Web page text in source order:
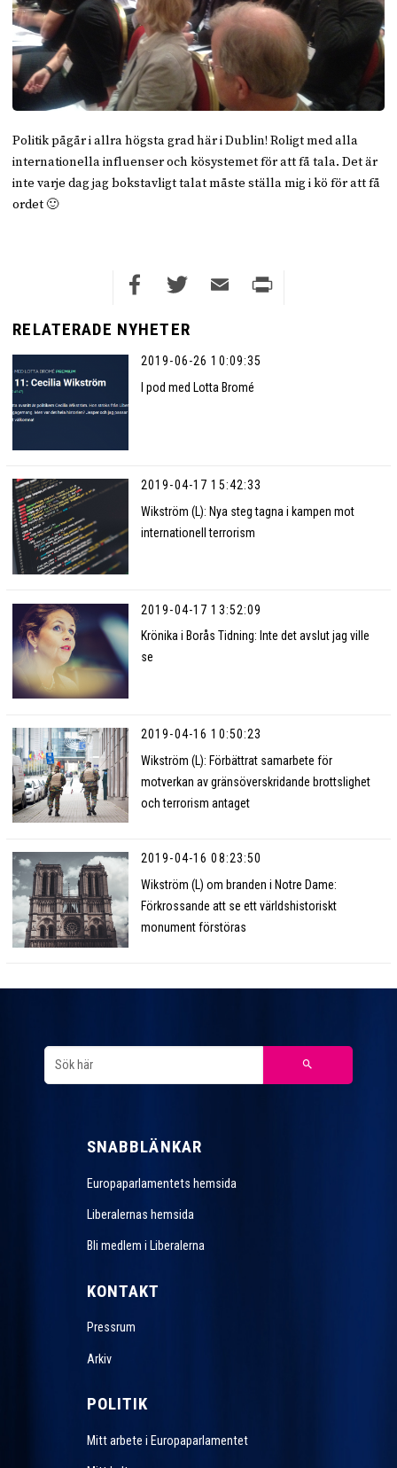
RELATERADE NYHETER
2019-06-26 10:09:35
I pod med Lotta Bromé
2019-04-17 15:42:33
Wikström (L): Nya steg tagna i kampen mot
internationell terrorism
2019-04-17 13:52:09
Krönika i Borås Tidning: Inte det avslut jag ville
se
2019-04-16 10:50:23
Wikström (L): Förbättrat samarbete för
motverkan av gränsöverskridande brottslighet
och terrorism antaget
2019-04-16 08:23:50
Wikström (L) om branden i Notre Dame:
Förkrossande att se ett världshistoriskt
monument förstöras
Politik pågår i allra högsta grad här i Dublin! Roligt med alla
internationella influenser och kösystemet för att få tala. Det är
inte varje dag jag bokstavligt talat måste ställa mig i kö för att få
ordet 🙂
Facebook
Twitter
Email
SNABBLÄNKAR
Europaparlamentets hemsida
Liberalernas hemsida
Bli medlem i Liberalerna
KONTAKT
Pressrum
Arkiv
POLITIK
Mitt arbete i Europaparlamentet